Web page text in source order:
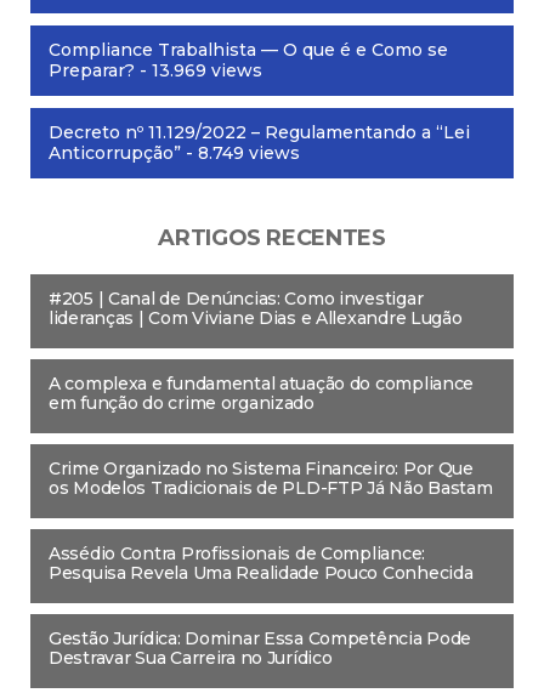
Compliance Trabalhista — O que é e Como se
Preparar? - 13.969 views
Decreto nº 11.129/2022 – Regulamentando a “Lei
Anticorrupção” - 8.749 views
ARTIGOS RECENTES
#205 | Canal de Denúncias: Como investigar
lideranças | Com Viviane Dias e Allexandre Lugão
A complexa e fundamental atuação do compliance
em função do crime organizado
Crime Organizado no Sistema Financeiro: Por Que
os Modelos Tradicionais de PLD-FTP Já Não Bastam
Assédio Contra Profissionais de Compliance:
Pesquisa Revela Uma Realidade Pouco Conhecida
Gestão Jurídica: Dominar Essa Competência Pode
Destravar Sua Carreira no Jurídico